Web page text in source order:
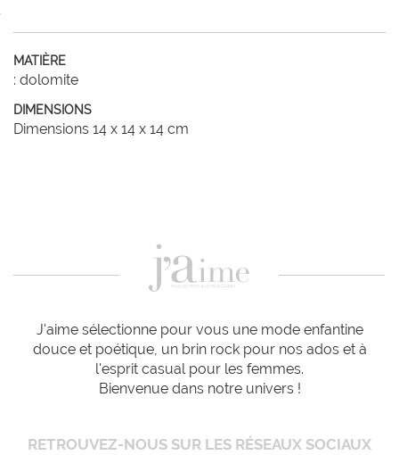
MATIÈRE
: dolomite
DIMENSIONS
Dimensions 14 x 14 x 14 cm
J'aime sélectionne pour vous une mode enfantine
douce et poétique, un brin rock pour nos ados et à
l'esprit casual pour les femmes.
Bienvenue dans notre univers !
RETROUVEZ-NOUS SUR LES RÉSEAUX SOCIAUX